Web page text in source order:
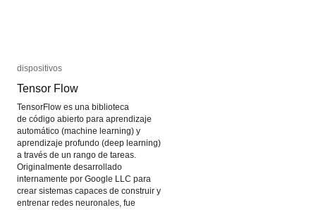
dispositivos
Tensor Flow
TensorFlow es una biblioteca
de código abierto para aprendizaje
automático (machine learning) y
aprendizaje profundo (deep learning)
a través de un rango de tareas.
Originalmente desarrollado
internamente por Google LLC para
crear sistemas capaces de construir y
entrenar redes neuronales, fue
dispositivos
Tensor Flow